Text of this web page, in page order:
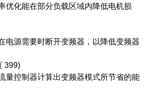
优化能在部分负载区域内降低电机损
电源需要时断开变频器，以降低变频器
399)
量控制器计算出变频器模式所节省的能